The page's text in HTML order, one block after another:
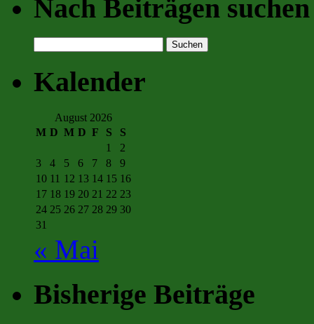
Nach Beiträgen suchen
nach:
Kalender
August 2026
M D M D F S
S
1
2
3
4 5 6 7 8
9
10 11 12 13 14 15 16
17 18 19 20 21 22 23
24 25 26 27 28 29 30
31
« Mai
Bisherige Beiträge